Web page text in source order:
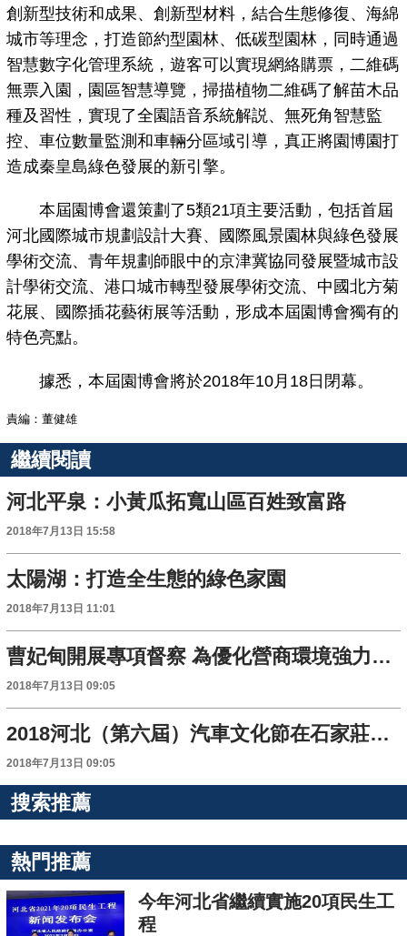
創新型技術和成果、創新型材料，結合生態修復、海綿
城市等理念，打造節約型園林、低碳型園林，同時通過
智慧數字化管理系統，遊客可以實現網絡購票，二維碼
無票入園，園區智慧導覽，掃描植物二維碼了解苗木品
種及習性，實現了全園語音系統解説、無死角智慧監
控、車位數量監測和車輛分區域引導，真正將園博園打
造成秦皇島綠色發展的新引擎。
本屆園博會還策劃了5類21項主要活動，包括首屆
河北國際城市規劃設計大賽、國際風景園林與綠色發展
學術交流、青年規劃師眼中的京津冀協同發展暨城市設
計學術交流、港口城市轉型發展學術交流、中國北方菊
花展、國際插花藝術展等活動，形成本屆園博會獨有的
特色亮點。
據悉，本屆園博會將於2018年10月18日閉幕。
責編：董健雄
繼續閱讀
河北平泉：小黃瓜拓寬山區百姓致富路
2018年7月13日 15:58
太陽湖：打造全生態的綠色家園
2018年7月13日 11:01
曹妃甸開展專項督察 為優化營商環境強力清障
2018年7月13日 09:05
2018河北（第六屆）汽車文化節在石家莊開幕
2018年7月13日 09:05
搜索推薦
熱門推薦
今年河北省繼續實施20項民生工
程